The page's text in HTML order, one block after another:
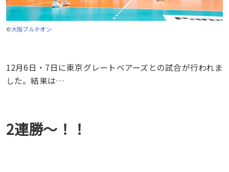
©大阪ブルテオン
12月6日・7日に東京グレートベアーズとの試合が行われま
した。結果は…
2連勝〜！！